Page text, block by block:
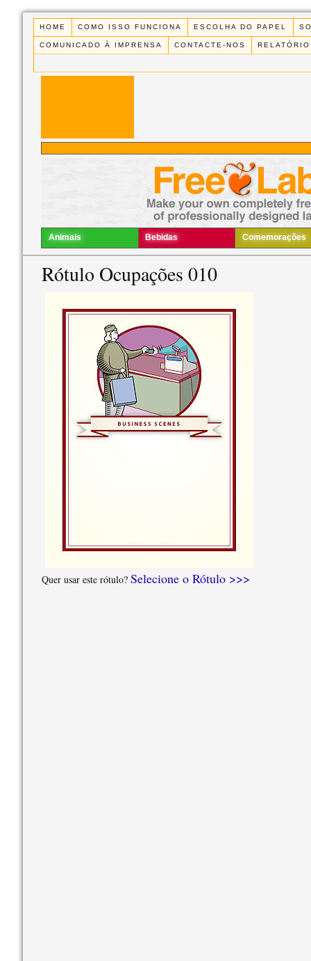
HOME COMO ISSO FUNCIONA ESCOLHA DO PAPEL
COMUNICADO À IMPRENSA CONTACTE-NOS
Animais Bebidas Comemorações
Rótulo Ocupações 010
Quer usar este rótulo? Selecione o Rótulo >>>